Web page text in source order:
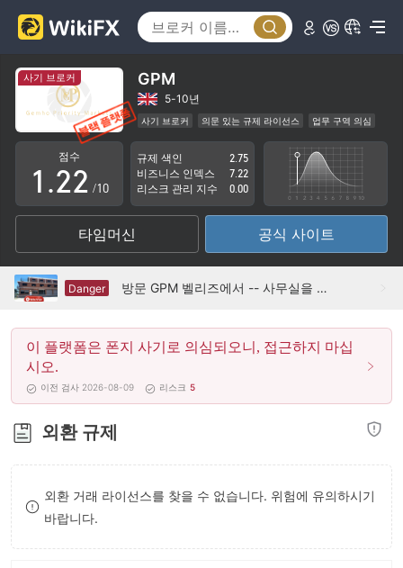
사기 브로커 GPM
5-10년
사기 브로커 의문 있는 규제 라이선스
업무 구역 의심
잠재적 위험성이 높음
점수
0
1
2
3
4
5
6
7
8
9
.
0
1
2
3
4
5
6
7
8
9
0
1
2
3
4
5
6
7
8
9
/10
규제 색인
2.75
비즈니스 인덱스
7.22
리스크 관리 지수
0.00
타임머신 공식 사이트
Danger 방문 GPM 벨리즈에서 -- 사무실을 찾을 수 없음
이 플랫폼은 폰지 사기로 의심되오니, 접근하지 마십
시오.
이전 검사 2026-08-09 리스크 5
외환 규제
외환 거래 라이선스를 찾을 수 없습니다. 위험에 유의하시기
바랍니다.